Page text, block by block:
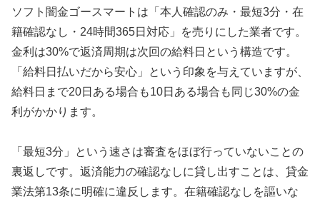
ソフト闇金ゴースマートは「本人確認のみ・最短3分・在
籍確認なし・24時間365日対応」を売りにした業者です。
金利は30%で返済周期は次回の給料日という構造です。
「給料日払いだから安心」という印象を与えていますが、
給料日まで20日ある場合も10日ある場合も同じ30%の金
利がかかります。
「最短3分」という速さは審査をほぼ行っていないことの
裏返しです。返済能力の確認なしに貸し出すことは、貸金
業法第13条に明確に違反します。在籍確認なしを謳いな